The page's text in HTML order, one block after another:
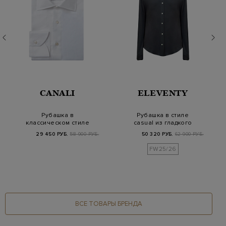
CANALI
Рубашка в
классическом стиле
из гладкого хлопка
Impecc…
29 450 РУБ. 58 900 РУБ.
ELEVENTY
Рубашка в стиле
casual из гладкого
хлопка и модала
50 320 РУБ. 62 900 РУБ.
FW25/26
ВСЕ ТОВАРЫ БРЕНДА